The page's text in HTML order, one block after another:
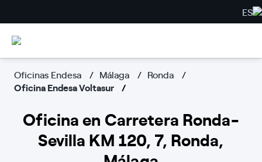
ES
Oficinas Endesa Málaga
Ronda
Oficina Endesa Voltasur
Oficina en Carretera Ronda-
Sevilla KM 120, 7, Ronda,